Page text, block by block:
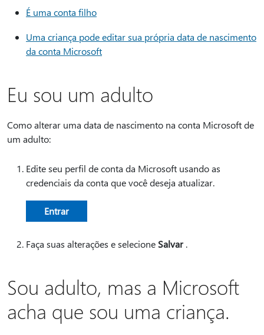
É uma conta filho
Uma criança pode editar sua própria data de nascimento
da conta Microsoft
Eu sou um adulto
Como alterar uma data de nascimento na conta Microsoft de
um adulto:
Edite seu perfil de conta da Microsoft usando as
credenciais da conta que você deseja atualizar.
Entrar
Faça suas alterações e selecione Salvar.
Sou adulto, mas a Microsoft
acha que sou uma criança.